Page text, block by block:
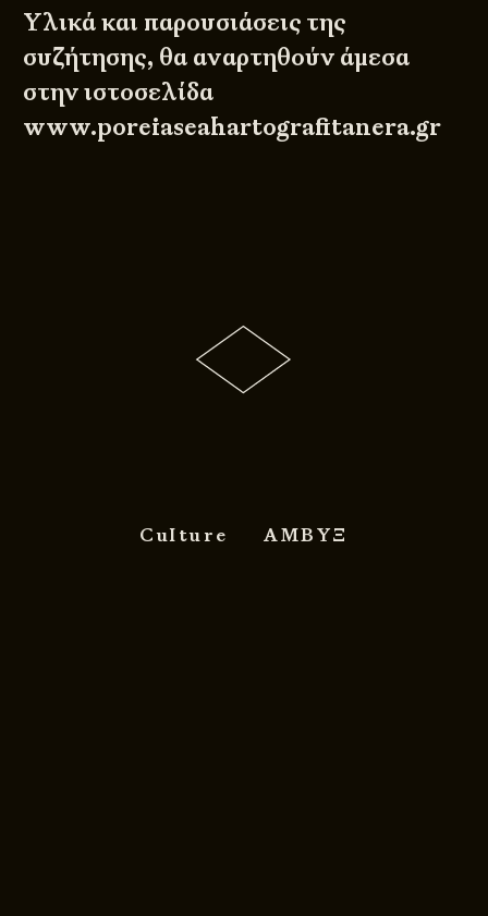
Υλικά και παρουσιάσεις της
συζήτησης, θα αναρτηθούν άμεσα
στην ιστοσελίδα
www.poreiaseahartografitanera.gr
Culture ΑΜΒΥΞ